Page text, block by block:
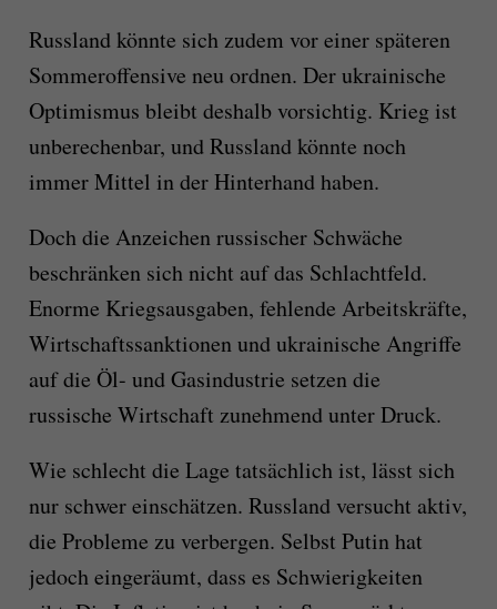
Russland könnte sich zudem vor einer späteren
Sommeroffensive neu ordnen. Der ukrainische
Optimismus bleibt deshalb vorsichtig. Krieg ist
unberechenbar, und Russland könnte noch
immer Mittel in der Hinterhand haben.
Doch die Anzeichen russischer Schwäche
beschränken sich nicht auf das Schlachtfeld.
Enorme Kriegsausgaben, fehlende Arbeitskräfte,
Wirtschaftssanktionen und ukrainische Angriffe
auf die Öl- und Gasindustrie setzen die
russische Wirtschaft zunehmend unter Druck.
Wie schlecht die Lage tatsächlich ist, lässt sich
nur schwer einschätzen. Russland versucht aktiv,
die Probleme zu verbergen. Selbst Putin hat
jedoch eingeräumt, dass es Schwierigkeiten